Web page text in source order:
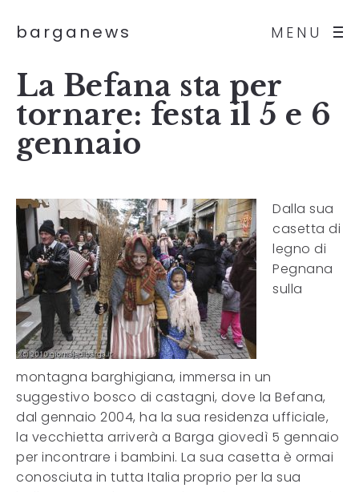
MENU
barganews
La Befana sta per
tornare: festa il 5 e 6
gennaio
Dalla sua
casetta di
legno di
Pegnana
sulla
montagna barghigiana, immersa in un
suggestivo bosco di castagni, dove la Befana,
dal gennaio 2004, ha la sua residenza ufficiale,
la vecchietta arriverà a Barga giovedì 5 gennaio
per incontrare i bambini. La sua casetta è ormai
conosciuta in tutta Italia proprio per la sua